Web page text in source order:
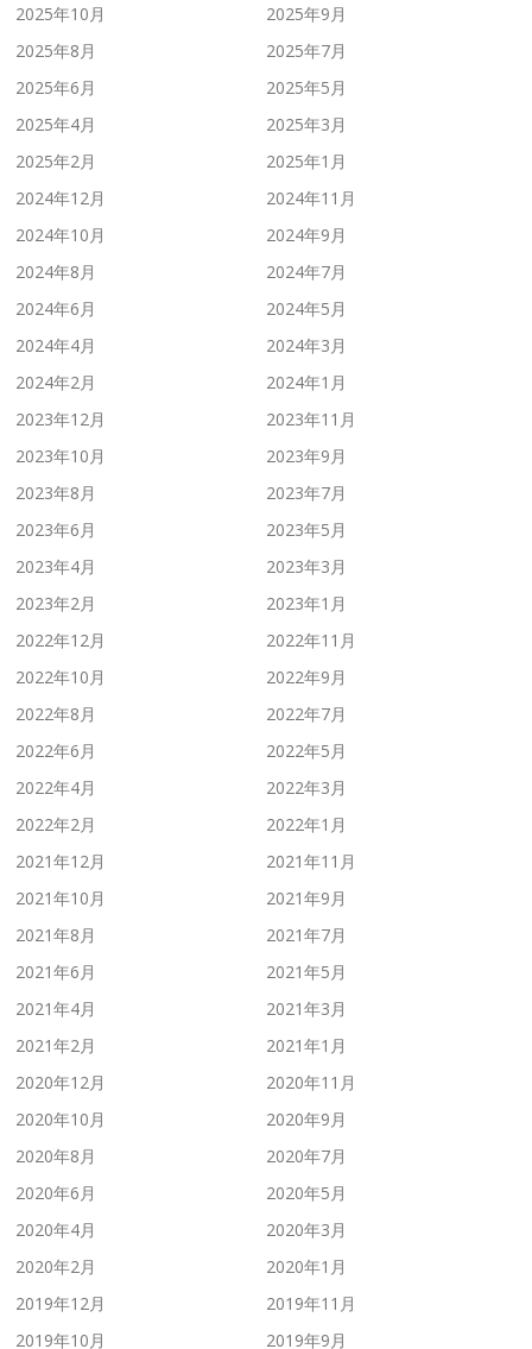
2025年10月
2025年9月
2025年8月
2025年7月
2025年6月
2025年5月
2025年4月
2025年3月
2025年2月
2025年1月
2024年12月
2024年11月
2024年10月
2024年9月
2024年8月
2024年7月
2024年6月
2024年5月
2024年4月
2024年3月
2024年2月
2024年1月
2023年12月
2023年11月
2023年10月
2023年9月
2023年8月
2023年7月
2023年6月
2023年5月
2023年4月
2023年3月
2023年2月
2023年1月
2022年12月
2022年11月
2022年10月
2022年9月
2022年8月
2022年7月
2022年6月
2022年5月
2022年4月
2022年3月
2022年2月
2022年1月
2021年12月
2021年11月
2021年10月
2021年9月
2021年8月
2021年7月
2021年6月
2021年5月
2021年4月
2021年3月
2021年2月
2021年1月
2020年12月
2020年11月
2020年10月
2020年9月
2020年8月
2020年7月
2020年6月
2020年5月
2020年4月
2020年3月
2020年2月
2020年1月
2019年12月
2019年11月
2019年10月
2019年9月